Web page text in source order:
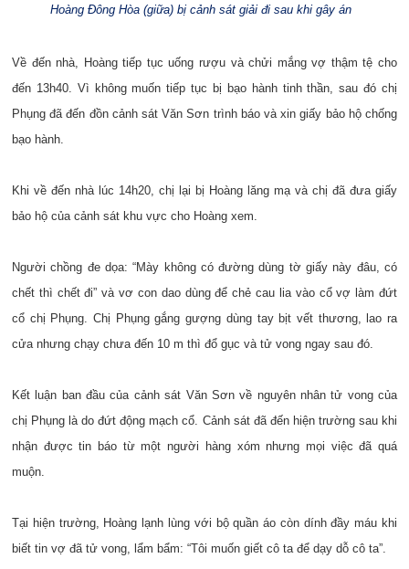
Hoàng Đông Hòa (giữa) bị cảnh sát giải đi sau khi gây án
Về đến nhà, Hoàng tiếp tục uống rượu và chửi mắng vợ thậm tệ cho
đến 13h40. Vì không muốn tiếp tục bị bạo hành tinh thần, sau đó chị
Phụng đã đến đồn cảnh sát Văn Sơn trình báo và xin giấy bảo hộ chống
bạo hành.
Khi về đến nhà lúc 14h20, chị lại bị Hoàng lăng mạ và chị đã đưa giấy
bảo hộ của cảnh sát khu vực cho Hoàng xem.
Người chồng đe dọa: “Mày không có đường dùng tờ giấy này đâu, có
chết thì chết đi” và vơ con dao dùng để chẻ cau lia vào cổ vợ làm đứt
cổ chị Phụng. Chị Phụng gắng gượng dùng tay bịt vết thương, lao ra
cửa nhưng chạy chưa đến 10 m thì đổ gục và tử vong ngay sau đó.
Kết luận ban đầu của cảnh sát Văn Sơn về nguyên nhân tử vong của
chị Phụng là do đứt động mạch cổ. Cảnh sát đã đến hiện trường sau khi
nhận được tin báo từ một người hàng xóm nhưng mọi việc đã quá
muộn.
Tại hiện trường, Hoàng lạnh lùng với bộ quần áo còn dính đầy máu khi
biết tin vợ đã tử vong, lẩm bẩm: “Tôi muốn giết cô ta để dạy dỗ cô ta”.